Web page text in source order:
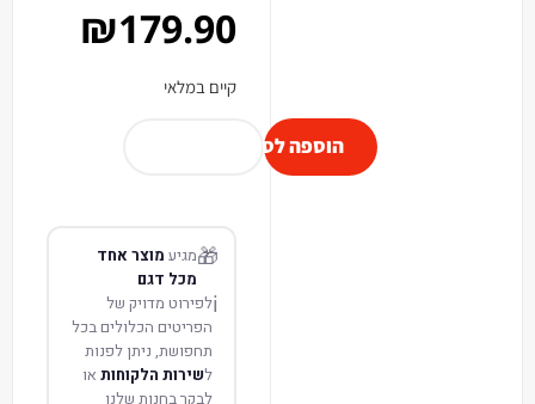
₪179.90
קיים במלאי
הוספה לסל
🎁מגיע מוצר אחד
מכל דגם
ℹ️לפירוט מדויק של
הפריטים הכלולים בכל
תחפושת, ניתן לפנות
לשירות הלקוחות או
לבקר בחנות שלנו